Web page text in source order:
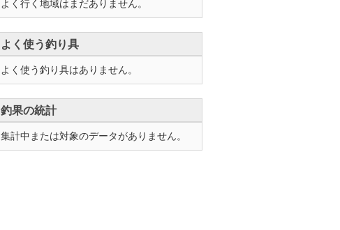
よく行く地域はまだありません。
よく使う釣り具
よく使う釣り具はありません。
釣果の統計
集計中または対象のデータがありません。